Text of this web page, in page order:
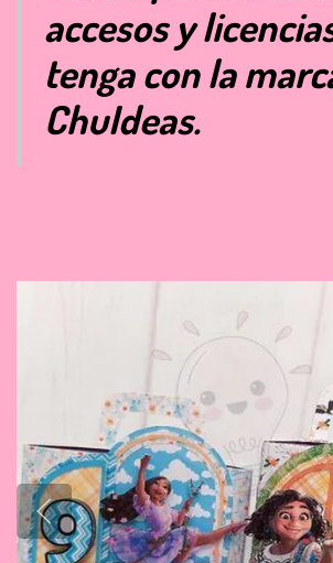
accesos y
tenga con la
ChuIdeas.